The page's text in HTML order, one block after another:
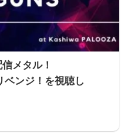
メタル！
ンジ！を視聴し